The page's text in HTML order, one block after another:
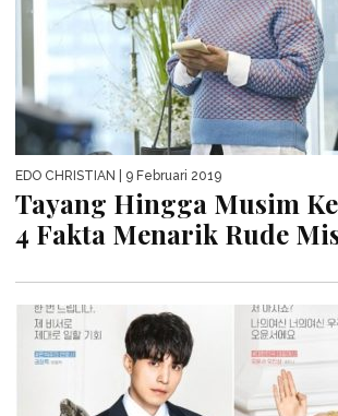
EDO CHRISTIAN | 9 Februari 2019
Tayang Hingga Musim
4 Fakta Menarik Rude